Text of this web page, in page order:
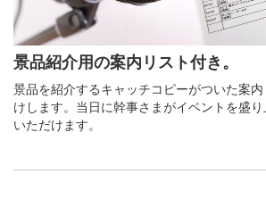
景品紹介用の案内リスト付き。
景品を紹介するキャッチコピーがついた案
けします。当日に幹事さまがイベントを盛
いただけます。